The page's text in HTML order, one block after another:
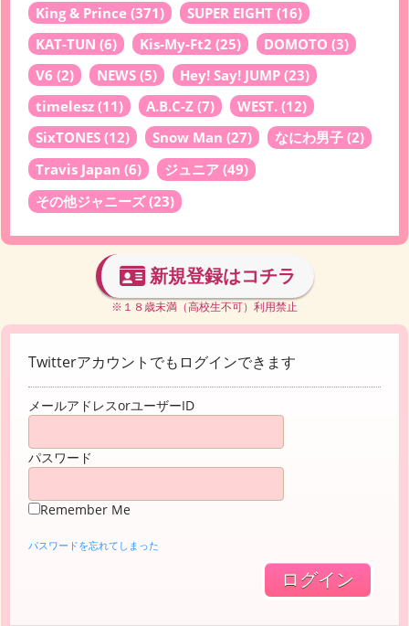
King & Prince (371) SUPER EIGHT (16)
KAT-TUN (6) Kis-My-Ft2 (25) DOMOTO (3)
V6 (2) NEWS (5) Hey! Say! JUMP (23)
timelesz (11) A.B.C-Z (7) WEST. (12)
SixTONES (12) Snow Man (27) なにわ男子 (2)
Travis Japan (6) ジュニア (49)
その他ジャニーズ(23)
新規登録はコチラ
※１８歳未満（高校生不可）利用禁止
Twitterアカウントでもログインできます
メールアドレスorユーザーID
パスワード
Remember Me
パスワードを忘れてしまった